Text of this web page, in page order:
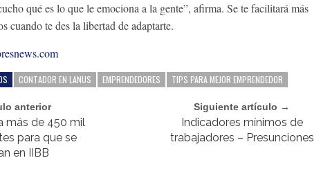
qué es lo que le emociona a la gente”, afirma. Se te facilitará más
cuando te des la libertad de adaptarte.
CONTADOR EN LANUS EMPRENDEDORES TIPS PARA MEJOR EMPRENDEDOR
anterior
más de 450 mil
para que se
en IIBB
Siguiente artículo →
Indicadores mínimos de
trabajadores – Presunciones